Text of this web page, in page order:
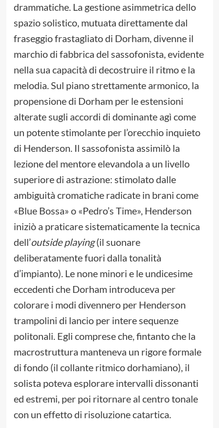
drammatiche. La gestione asimmetrica dello
spazio solistico, mutuata direttamente dal
fraseggio frastagliato di Dorham, divenne il
marchio di fabbrica del sassofonista, evidente
nella sua capacità di decostruire il ritmo e la
melodia. Sul piano strettamente armonico, la
propensione di Dorham per le estensioni
alterate sugli accordi di dominante agì come
un potente stimolante per l’orecchio inquieto
di Henderson. Il sassofonista assimilò la
lezione del mentore elevandola a un livello
superiore di astrazione: stimolato dalle
ambiguità cromatiche radicate in brani come
«Blue Bossa» o «Pedro’s Time», Henderson
iniziò a praticare sistematicamente la tecnica
dell’outside playing(il suonare
deliberatamente fuori dalla tonalità
d’impianto). Le none minori e le undicesime
eccedenti che Dorham introduceva per
colorare i modi divennero per Henderson
trampolini di lancio per intere sequenze
politonali. Egli comprese che, fintanto che la
macrostruttura manteneva un rigore formale
di fondo (il collante ritmico dorhamiano), il
solista poteva esplorare intervalli dissonanti
ed estremi, per poi ritornare al centro tonale
con un effetto di risoluzione catartica.